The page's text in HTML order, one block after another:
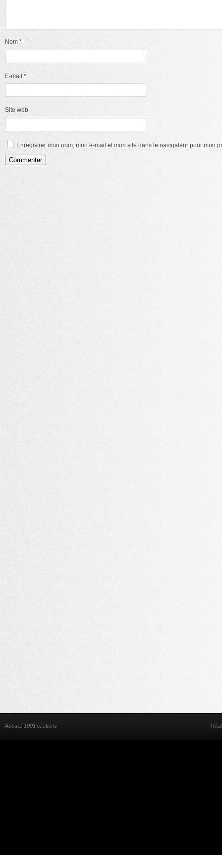
Nom *
E-mail *
Site web
Enregistrer mon nom, mon e-mail et mon site dans le navigateur pour mon
Accueil 1001 citations